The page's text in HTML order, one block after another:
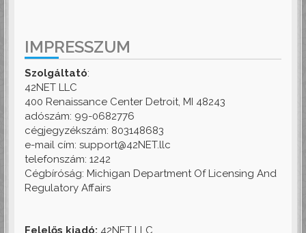
IMPRESSZUM
Szolgáltató:
42NET LLC
400 Renaissance Center Detroit, MI 48243
adószám: 99-0682776
cégjegyzékszám: 803148683
e-mail cím: support@42NET.llc
telefonszám: 1242
Cégbíróság: Michigan Department Of Licensing And
Regulatory Affairs
Felelős kiadó: 42NET LLC